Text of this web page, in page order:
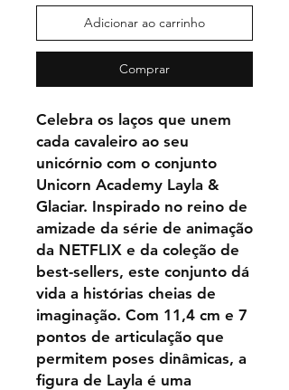
Adicionar ao carrinho
Comprar
Celebra os laços que unem
cada cavaleiro ao seu
unicórnio com o conjunto
Unicorn Academy Layla &
Glaciar. Inspirado no reino de
amizade da série de animação
da NETFLIX e da coleção de
best-sellers, este conjunto dá
vida a histórias cheias de
imaginação. Com 11,4 cm e 7
pontos de articulação que
permitem poses dinâmicas, a
figura de Layla é uma